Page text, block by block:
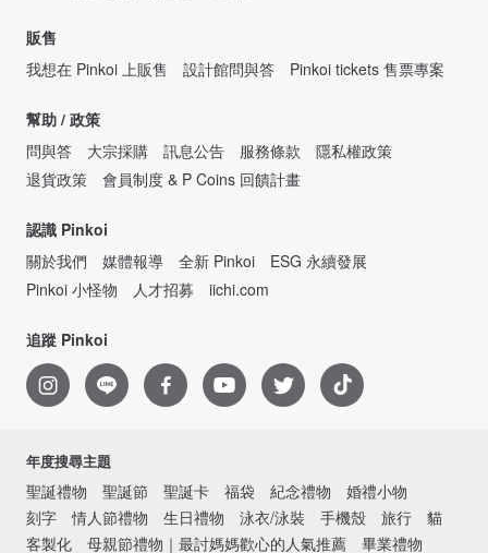
販售
我想在 Pinkoi 上販售
設計館問與答 Pinkoi tickets 售票專案
幫助 / 政策
問與答
大宗採購 訊息公告 服務條款
隱私權政策
退貨政策
會員制度 & P Coins 回饋計畫
認識 Pinkoi
關於我們
媒體報導 全新 Pinkoi
ESG 永續發展
Pinkoi 小怪物
人才招募 iichi.com
追蹤 Pinkoi
年度搜尋主題
聖誕禮物 聖誕節 聖誕卡 福袋 紀念禮物
婚禮小物
刻字
情人節禮物 生日禮物 泳衣/泳裝 手機殼 旅行
貓
客製化
母親節禮物｜最討媽媽歡心的人氣推薦 畢業禮物